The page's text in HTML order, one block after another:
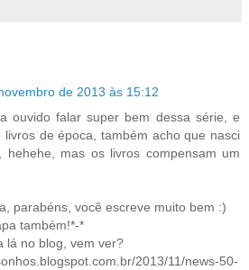
de 2013 às 15:12
ouvido falar super bem dessa série, e
livros de época, também acho que nasci
hehehe, mas os livros compensam um
parabéns, você escreve muito bem :)
também!*-*
lá no blog, vem ver?
2013/11/news-50-